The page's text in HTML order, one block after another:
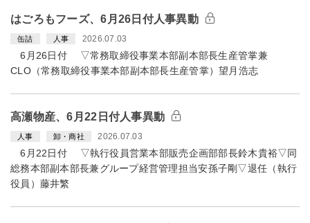
はごろもフーズ、6月26日付人事異動
缶詰 人事 2026.07.03
6月26日付 ▽常務取締役事業本部副本部長生産管掌兼
CLO（常務取締役事業本部副本部長生産管掌）望月浩志
高瀬物産、6月22日付人事異動
人事 卸・商社 2026.07.03
6月22日付 ▽執行役員営業本部販売企画部部長鈴木貴裕▽同
総務本部副本部長兼グループ経営管理担当安孫子剛▽退任（執行
役員）藤井繁